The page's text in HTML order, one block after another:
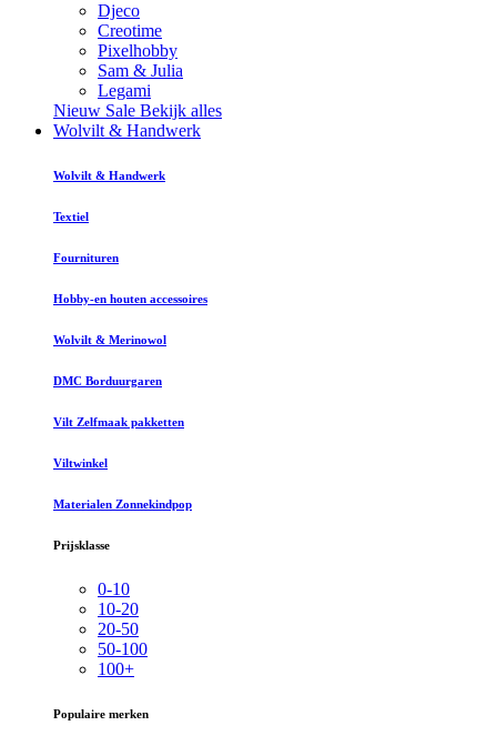
Djeco
Creotime
Pixelhobby
Sam & Julia
Legami
Nieuw Sale Bekijk alles
Wolvilt & Handwerk
Wolvilt & Handwerk
Textiel
Fournituren
Hobby-en houten accessoires
Wolvilt & Merinowol
DMC Borduurgaren
Vilt Zelfmaak pakketten
Viltwinkel
Materialen Zonnekindpop
Prijsklasse
0-10
10-20
20-50
50-100
100+
Populaire merken